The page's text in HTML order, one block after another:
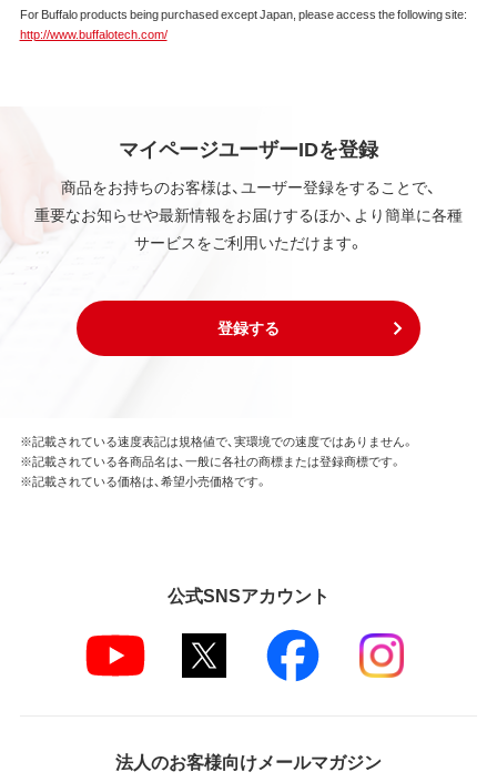
する法律ならびに条約によって保護されています。
本ソフトウェアは、本契約に規定される条件のもとで
本ソフトウェアに対する知的所有権に関する表示を
削除してはならないものとします。
第3条 使用制限
本ソフトウェアの用途は、購入商品またはその添付ソ
り、逆アセンブル、逆コンパイル、リバースエンジニア
リング、その他の修正を本ソフトウェアに加えること
はできません。
す。
第4条 保証
弊社は、データの消失、業務の中断、逸失利益、精神的
損害等を含め、本ソフトウェアの使用または使用不能
に起因する直接的、間接的、特別、偶発的、結果的、そ
For Buffalo products being purchased except Japan, please access the following site:
http://www.buffalotech.com/
マイページユーザーIDを登録
商品をお持ちのお客様は、ユーザー登録をすることで、
重要なお知らせや最新情報をお届けするほか、より簡単に各種
サービスをご利用いただけます。
登録する
※記載されている速度表記は規格値で、実環境での速度ではありません。
※記載されている各商品名は、一般に各社の商標または登録商標です。
※記載されている価格は、希望小売価格です。
公式SNSアカウント
法人のお客様向けメールマガジン